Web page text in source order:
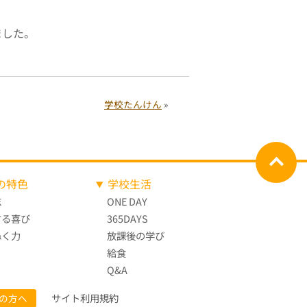
た。
学校たんけん »
特色
喜び
力
学校生活
ONE DAY
365DAYS
放課後の学び
給食
Q&A
方へ サイト利用規約